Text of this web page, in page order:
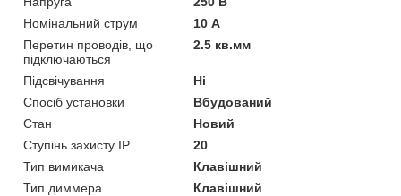
Номінальний струм
10 А
Перетин проводів, що
підключаються
2.5 кв.мм
Підсвічування
Ні
Спосіб установки
Вбудований
Стан
Новий
Ступінь захисту IP
20
Тип вимикача
Клавішний
Тип диммера
Клавішний